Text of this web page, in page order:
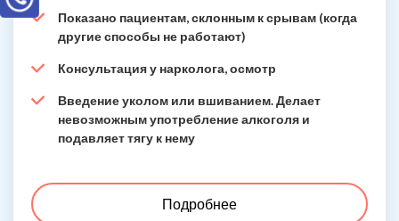
Показано пациентам, склонным к срывам (когда
другие способы не работают)
Консультация у нарколога, осмотр
Введение уколом или вшиванием. Делает
невозможным употребление алкоголя и
подавляет тягу к нему
Подробнее